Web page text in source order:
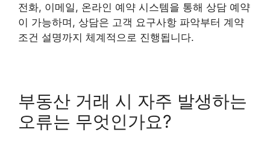
전화, 이메일, 온라인 예약 시스템을 통해 상담 예약
이 가능하며, 상담은 고객 요구사항 파악부터 계약
조건 설명까지 체계적으로 진행됩니다.
부동산 거래 시 자주 발생하는
오류는 무엇인가요?